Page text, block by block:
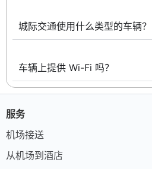
城际交通使用什么类型的车辆？
车辆上提供 Wi-Fi 吗？
服务
机场接送
从机场到酒店